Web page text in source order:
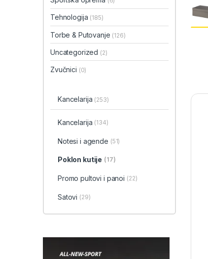
Tehnologija (185)
Torbe & Putovanje (126)
Uncategorized (2)
Zvučnici (0)
Kancelarija (253)
Kancelarija (134)
Notesi i agende (51)
Poklon kutije (17)
Promo pultovi i panoi (22)
Satovi (29)